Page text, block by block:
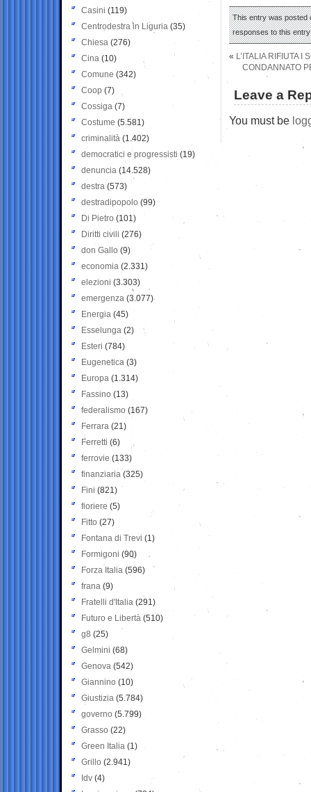
This entry was posted
responses to this
« L’ITALIA RIFIUTA
CONDANNATO
Leave a
You must be
Casini (119)
Centrodestra in Liguria (35)
Chiesa (276)
Cina (10)
Comune (342)
Coop (7)
Cossiga (7)
Costume (5.581)
criminalità (1.402)
democratici e progressisti (19)
denuncia (14.528)
destra (573)
destradipopolo (99)
Di Pietro (101)
Diritti civili (276)
don Gallo (9)
economia (2.331)
elezioni (3.303)
emergenza (3.077)
Energia (45)
Esselunga (2)
Esteri (784)
Eugenetica (3)
Europa (1.314)
Fassino (13)
federalismo (167)
Ferrara (21)
Ferretti (6)
ferrovie (133)
finanziaria (325)
Fini (821)
fioriere (5)
Fitto (27)
Fontana di Trevi (1)
Formigoni (90)
Forza Italia (596)
frana (9)
Fratelli d'Italia (291)
Futuro e Libertà (510)
g8 (25)
Gelmini (68)
Genova (542)
Giannino (10)
Giustizia (5.784)
governo (5.799)
Grasso (22)
Green Italia (1)
Grillo (2.941)
Idv (4)